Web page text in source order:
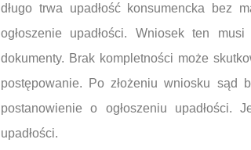
długo trwa upadłość konsumencka bez
ogłoszenie upadłości. Wniosek ten
dokumenty. Brak kompletności może
postępowanie. Po złożeniu wniosku sąd
postanowienie o ogłoszeniu upadłości.
upadłości.